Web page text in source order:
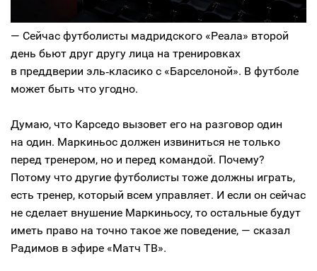
— Сейчас футболисты мадридского «Реала» второй
день бьют друг другу лица на тренировках
в преддверии эль‑класико с «Барселоной». В футболе
может быть что угодно.
Думаю, что Карседо вызовет его на разговор один
на один. Маркиньос должен извиниться не только
перед тренером, но и перед командой. Почему?
Потому что другие футболисты тоже должны играть,
есть тренер, который всем управляет. И если он сейчас
не сделает внушение Маркиньосу, то остальные будут
иметь право на точно такое же поведение, — сказал
Радимов в эфире «Матч ТВ».